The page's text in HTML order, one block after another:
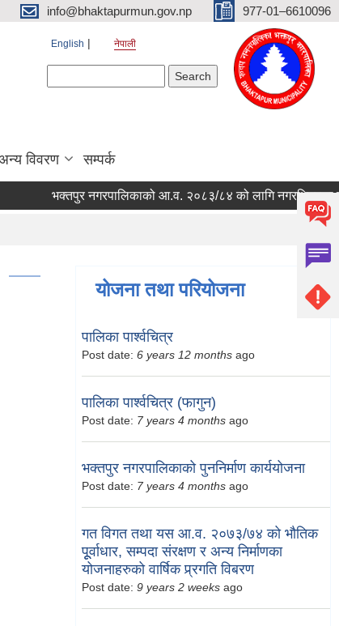
info@bhaktapurmun.gov.np 977-01–6610096
English नेपाली
विवरण सम्पर्क
भक्तपुर नगरपालिकाको आ.व. २०८३/८४ को लागि नगरभित्रका
योजना तथा परियोजना
पालिका पार्श्वचित्र
Post date: 6 years 12 months ago
पालिका पार्श्वचित्र (फागुन)
Post date: 7 years 4 months ago
भक्तपुर नगरपालिकाको पुननिर्माण कार्ययोजना
Post date: 7 years 4 months ago
गत विगत तथा यस आ.व. २०७३/७४ को भौतिक
पूूर्वाधार, सम्पदा संरक्षण र अन्य निर्माणका
योजनाहरुको वार्षिक प्र्रगति विबरण
Post date: 9 years 2 weeks ago